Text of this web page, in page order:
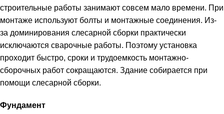
строительные работы занимают совсем мало времени. При
монтаже используют болты и монтажные соединения. Из-
за доминирования слесарной сборки практически
исключаются сварочные работы. Поэтому установка
проходит быстро, сроки и трудоемкость монтажно-
сборочных работ сокращаются. Здание собирается при
помощи слесарной сборки.
Фундамент